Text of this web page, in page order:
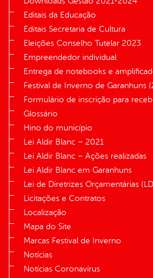
Editais da Educação
Editais Secretaria de Cultura
Eleições Conselho Tutelar 2023
Empreendedor individual
Entrega de notebooks e
Festival de Inverno de Garanhuns
Formulário de inscrição para
Glossário
Hino do município
Lei Aldir Blanc – 2021
Lei Aldir Blanc – Ações realizadas
Lei Aldir Blanc em Garanhuns
Lei de Diretrizes Orçamentárias
Licitações e Contratos
Localização
Mapa do Site
Marcas Festival de Inverno
Notícias
Notícias Coronavírus